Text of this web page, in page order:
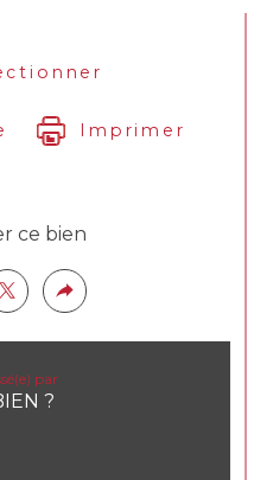
Imprimer
ce bien
par
?